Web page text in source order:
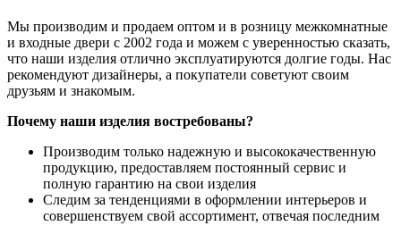
Мы производим и продаем оптом и в розницу межкомнатные
и входные двери с 2002 года и можем с уверенностью сказать,
что наши изделия отлично эксплуатируются долгие годы. Нас
рекомендуют дизайнеры, а покупатели советуют своим
друзьям и знакомым.
Почему наши изделия востребованы?
Производим только надежную и высококачественную
продукцию, предоставляем постоянный сервис и
полную гарантию на свои изделия
Следим за тенденциями в оформлении интерьеров и
совершенствуем свой ассортимент, отвечая последним